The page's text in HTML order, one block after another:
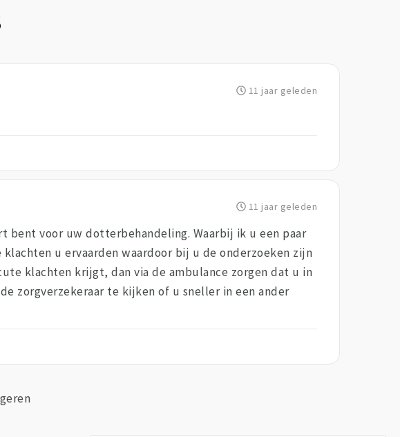
11 jaar geleden
11 jaar geleden
bent voor uw dotterbehandeling. Waarbij ik u een paar
u ervaarden waardoor bij u de onderzoeken zijn
klachten krijgt, dan via de ambulance zorgen dat u in
zorgverzekeraar te kijken of u sneller in een ander